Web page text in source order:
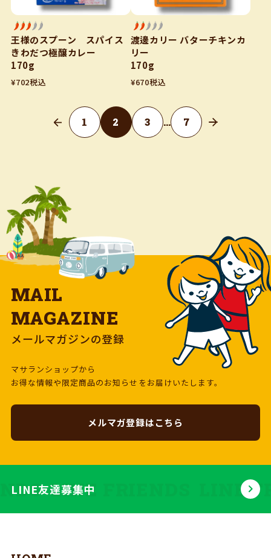
王様のスプーン スパイス
きわだつ極醸カレー
170g
¥702税込
渡邊カリー バターチキンカ
リー
170g
¥670税込
1 2 3 … 7
MAIL
MAGAZINE
メールマガジンの登録
マサランショップから
お得な情報や限定商品のお知らせをお届けいたします。
メルマガ登録はこちら
LINE FRIENDS LINE
LINE友達募集中